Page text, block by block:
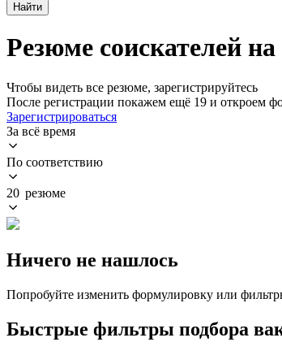
Найти
Резюме соискателей
Чтобы видеть все резюме, зарегистрируйтесь
После регистрации покажем ещё 19 и откроем
Зарегистрироваться
За всё время
По соответствию
20 резюме
Ничего не нашлось
Попробуйте изменить формулировку или
Быстрые фильтры подбора